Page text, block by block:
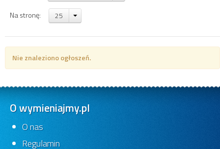
Na stronę: 25
Nie znaleziono ogłoszeń.
O wymieniajmy.pl
O nas
Regulamin